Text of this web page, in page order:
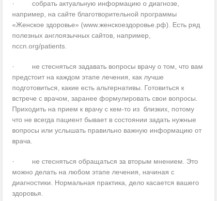
· собрать актуальную информацию о диагнозе,
например, на сайте благотворительной программы
«Женское здоровье» (www.женскоездоровье.рф). Есть ряд
полезных англоязычных сайтов, например,
nccn.org/patients.
· не стесняться задавать вопросы врачу о том, что вам
предстоит на каждом этапе лечения, как лучше
подготовиться, какие есть альтернативы. Готовиться к
встрече с врачом, заранее формулировать свои вопросы.
Приходить на прием к врачу с кем-то из близких, потому
что не всегда пациент бывает в состоянии задать нужные
вопросы или услышать правильно важную информацию от
врача.
· не стесняться обращаться за вторым мнением. Это
можно делать на любом этапе лечения, начиная с
диагностики. Нормальная практика, дело касается вашего
здоровья.